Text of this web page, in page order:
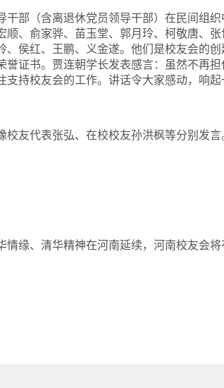
部（含离退休党员领导干部）在民间组
、俞家骅、苗玉堂、郭月玲、柯敬唐、张
侯红、王鹏、义金遂。他们是校友会的
证书。贾连朝学长发表感言：虽然不再
持校友会的工作。讲话令大家感动，响起
友代表张弘、在校校友孙洪枫等分别发言
缘、清华精神在河南延续，河南校友会将